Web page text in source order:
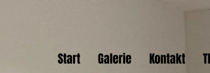
Start Galerie Kontakt